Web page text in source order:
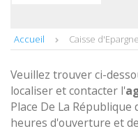
Accueil Caisse
Veuillez trouver ci-
localiser et contacter l'
Place De La République
heures d'ouverture et